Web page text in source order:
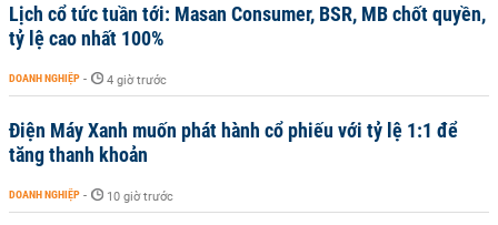
Lịch cổ tức tuần tới: Masan Consumer, BSR, MB chốt quyền,
tỷ lệ cao nhất 100%
DOANH NGHIỆP - 4 giờ trước
Điện Máy Xanh muốn phát hành cổ phiếu với tỷ lệ 1:1 để
tăng thanh khoản
DOANH NGHIỆP - 10 giờ trước